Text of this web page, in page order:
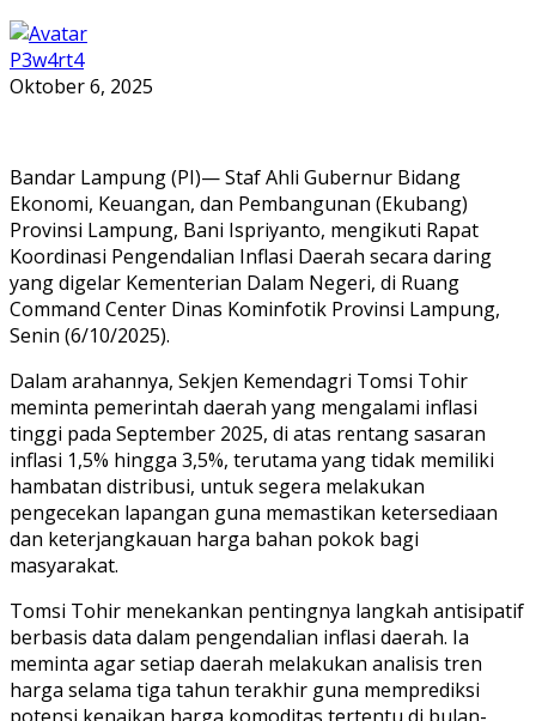
P3w4rt4
Oktober 6, 2025
Bandar Lampung (PI)— Staf Ahli Gubernur Bidang
Ekonomi, Keuangan, dan Pembangunan (Ekubang)
Provinsi Lampung, Bani Ispriyanto, mengikuti Rapat
Koordinasi Pengendalian Inflasi Daerah secara daring
yang digelar Kementerian Dalam Negeri, di Ruang
Command Center Dinas Kominfotik Provinsi Lampung,
Senin (6/10/2025).
Dalam arahannya, Sekjen Kemendagri Tomsi Tohir
meminta pemerintah daerah yang mengalami inflasi
tinggi pada September 2025, di atas rentang sasaran
inflasi 1,5% hingga 3,5%, terutama yang tidak memiliki
hambatan distribusi, untuk segera melakukan
pengecekan lapangan guna memastikan ketersediaan
dan keterjangkauan harga bahan pokok bagi
masyarakat.
Tomsi Tohir menekankan pentingnya langkah antisipatif
berbasis data dalam pengendalian inflasi daerah. Ia
meminta agar setiap daerah melakukan analisis tren
harga selama tiga tahun terakhir guna memprediksi